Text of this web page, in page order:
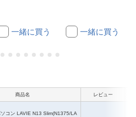
一緒に買う 一緒に買う
商品名 レビュー